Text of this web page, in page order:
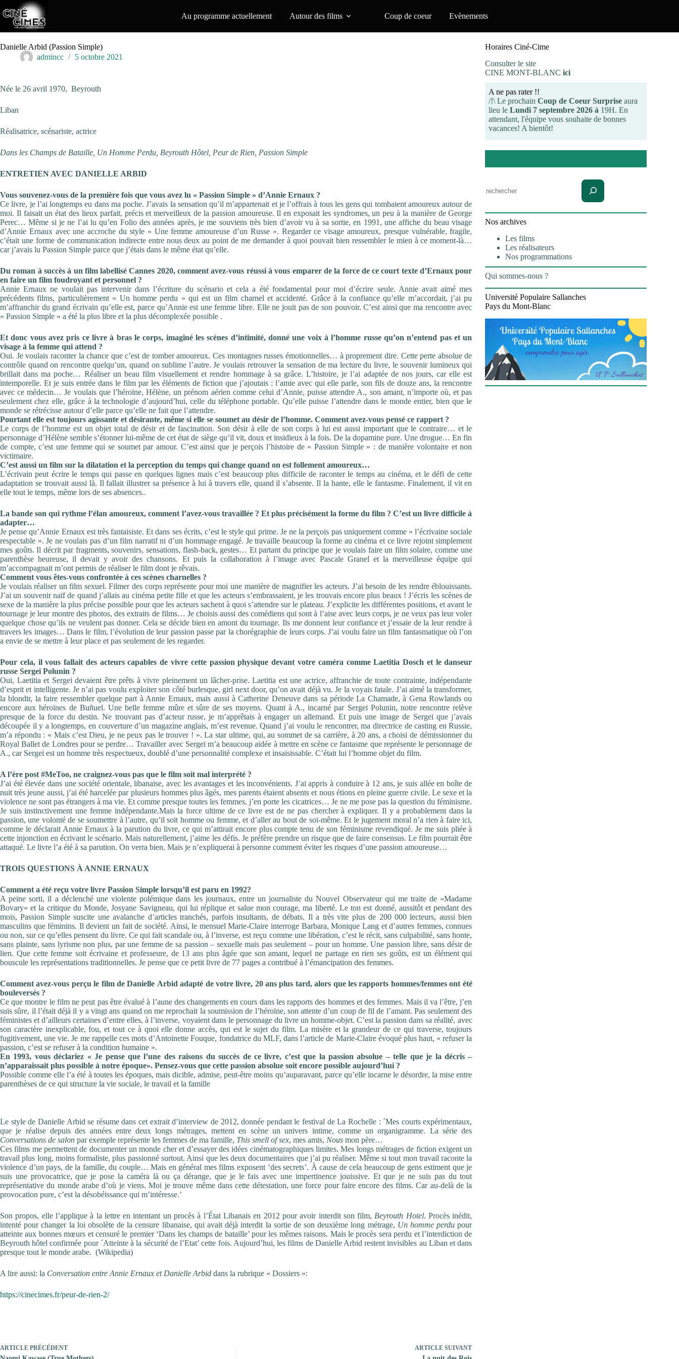
au
contenu
Au programme actuellement Autour des films Coup de coeur Evènements
Danielle Arbid (Passion Simple)
admincc
5 octobre 2021
Née le 26 avril 1970, Beyrouth
Liban
Réalisatrice, scénariste, actrice
Dans les Champs de Bataille, Un Homme Perdu, Beyrouth Hôtel, Peur de Rien, Passion Simple
ENTRETIEN AVEC DANIELLE ARBID
Vous souvenez-vous de la première fois que vous avez lu « Passion Simple » d’Annie Ernaux ?
Ce livre, je l’ai longtemps eu dans ma poche. J’avais la sensationqu’il m’appartenait et je l’offrais à tous les gens qui tombaient amoureux autour de
moi. Il faisait un état des lieux parfait, précis et merveilleux de la passion amoureuse. Il en exposait les syndromes, un peu à la manière de George
Perec… Même si je ne l’ai lu qu’en Folio des années après, je me souviens très bien d’avoirvu à sa sortie, en 1991, une affiche du beau visage
d’Annie Ernaux avec une accroche du style « Une femme amoureuse d’un Russe ». Regarder ce visage amoureux, presque vulnérable, fragile,
c’était une forme de communication indirecte entre nous deux au point deme demander à quoi pouvait bien ressembler le mien à ce moment-là…
car j’avais lu Passion Simple parce que j’étais dans le même état qu’elle.
Du roman à succès à un film labellisé Cannes 2020, commentavez-vous réussi à vous emparer de la force de ce court texted’Ernaux pour
en faire un film foudroyant et personnel ?
Annie Ernaux ne voulait pas intervenir dans l’écriture du scénarioet cela a été fondamental pour moi d’écrire seule. Annie avaitaimé mes
précédents films, particulièrement « Un homme perdu » qui est un film charnel et accidenté. Grâce à la confiance qu’elle m’accordait, j’ai pu
m’affranchir du grand écrivain qu’elle est, parce qu’Annie est une femme libre. Elle ne jouit pas de son pouvoir.C’est ainsi que ma rencontre avec
« Passion Simple » a été la plus libre et la plus décomplexée possible .
Et donc vous avez pris ce livre à bras le corps, imaginé lesscènes d’intimité, donné une voix à l’homme russe qu’onn’entend pas et un
visage à la femme qui attend ?
Oui. Je voulais raconter la chance que c’est de tomber amoureux.Ces montagnes russes émotionnelles… à proprement dire. Cetteperte absolue de
contrôle quand on rencontre quelqu’un, quand onsublime l’autre. Je voulais retrouver la sensation de ma lecture du livre, le souvenir lumineux qui
brillait dans ma poche… Réaliser un beau film visuellement et rendre hommage à sa grâce.L’histoire, je l’ai adaptée de nos jours, car elle est
intemporelle.Et je suis entrée dans le film par les éléments de fiction que j’ajoutais : l’amie avec qui elle parle, son fils de douze ans, la rencontre
avecce médecin… Je voulais que l’héroïne, Hélène, un prénom aérien comme celui d’Annie, puisse attendre A., son amant, n’importe où,et pas
seulement chez elle, grâce à la technologie d’aujourd’hui,celle du téléphone portable. Qu’elle puisse l’attendre dans le mondeentier, bien que le
monde se rétrécisse autour d’elle parce qu’elle ne fait que l’attendre.
Pourtant elle est toujours agissante et désirante, même si elle se soumet au désir de l’homme. Comment avez-vous pensé ce rapport ?
Le corps de l’homme est un objet total de désir et de fascination. Son désir à elle de son corps à lui est aussi important que lecontraire… et le
personnage d’Hélène semble s’étonner lui-mêmede cet état de siège qu’il vit, doux et insidieux à la fois. De ladopamine pure. Une drogue… En fin
de compte, c’est une femmequi se soumet par amour. C’est ainsi que je perçois l’histoire de «Passion Simple » : de manière volontaire et non
victimaire.
C’est aussi un film sur la dilatation et la perception du temps qui change quand on est follement amoureux…
L’écrivain peut écrire le temps qui passe en quelques lignes maisc’est beaucoup plus difficile de raconter le temps au cinéma, et ledéfi de cette
adaptation se trouvait aussi là. Il fallait illustrer saprésence à lui à travers elle, quand il s’absente. Il la hante, elle le fantasme. Finalement, il vit en
elle tout le temps, même lors de ses absences..
Labandesonquirythmel’élanamoureux,comment l’avez-vous travaillée ? Et plus précisément la forme dufilm ? C’est un livre difficile à
adapter…
Je pense qu’Annie Ernaux est très fantaisiste. Et dans ses écrits, c’est le style qui prime. Je ne la perçois pas uniquement comme « l’écrivaine sociale
respectable ». Je ne voulais pas d’un film narratif ni d’un hommage engagé. Je travaille beaucoup la forme au cinéma et ce livre rejointsimplement
mes goûts.Il décritpar fragments,souvenirs,sensations, flash-back, gestes… Et partant du principe que jevoulais faire un film solaire, comme une
parenthèse heureuse, ildevait y avoir des chansons. Et puis la collaboration à l’image avec Pascale Granel et lamerveilleuse équipe qui
m’accompagnait m’ont permis de réaliserle film dont je rêvais.
Comment vous êtes-vous confrontée à ces scènes charnelles ?
Je voulais réaliser un film sexuel. Filmer des corps représente pourmoi une manière de magnifier les acteurs. J’ai besoin de les rendreéblouissants.
J’ai un souvenir naïf de quand j’allais au cinéma petitefille et que les acteurs s’embrassaient, je les trouvais encore plus beaux ! J’écris les scènes de
sexe de la manière la plus précisepossible pour que les acteurs sachent à quoi s’attendre sur leplateau. J’explicite les différentes positions, et avant le
tournageje leur montre des photos, des extraits de films… Je choisisaussi des comédiens qui sont à l’aise avec leurs corps, je ne veuxpas leur voler
quelque chose qu’ils ne veulent pas donner. Cela sedécide bien en amont du tournage. Ils me donnent leur confianceet j’essaie de la leur rendre à
travers les images… Dans le film, l’évolution de leur passion passe par la chorégraphie de leurs corps. J’ai voulu faire un film fantasmatique où l’on
a envie de se mettre à leur place et pas seulement de les regarder.
Pour cela, il vous fallait des acteurs capables de vivre cette passion physique devant votre caméra comme LaetitiaDosch et le danseur
russe Sergei Polunin ?
Oui, Laetitia et Sergei devaient être prêts à vivre pleinement un lâcher-prise. Laetitia est une actrice, affranchie de toute contrainte,indépendante
d’esprit et intelligente. Je n’ai pas voulu exploiter son côté burlesque, girl next door, qu’on avait déjà vu. Je la voyaisfatale. J’ai aimé la transformer,
la blondir, la faire ressemblerquelque part à Annie Ernaux, mais aussi à Catherine Deneuve dans sa périodeLa Chamade, à Gena Rowlands ou
encore aux héroïnes de Buñuel. Une belle femme mûre et sûre de ses moyens. Quant à A., incarné par Sergei Polunin, notre rencontre relève
presque de la force du destin. Ne trouvant pas d’acteur russe, je m’apprêtais à engager un allemand. Et puis une image de Sergeique j’avais
découpée il y a longtemps, en couverture d’un magazineanglais, m’est revenue. Quand j’ai voulu le rencontrer, ma directrice de casting en Russie,
m’a répondu : « Mais c’est Dieu, je ne peux pas le trouver ! ». La star ultime, qui, au sommet de sa carrière, à 20 ans, a choisi de démissionner du
Royal Ballet de Londres pourse perdre… Travailler avec Sergei m’a beaucoup aidée à mettre en scène ce fantasme que représente le personnage de
A., car Sergei est un homme très respectueux, doublé d’une personnalité complexe et insaisissable. C’était lui l’homme objet du film.
A l’ère post #MeToo, ne craignez-vous pas que le film soit mal interprété ?
J’ai été élevée dans une société orientale, libanaise, avec lesavantages et les inconvénients. J’ai appris à conduire à 12 ans,je suis allée en boîte de
nuit très jeune aussi, j’ai été harcelée par plusieurs hommes plus âgés, mes parents étaient absents et nous étions en pleine guerre civile. Le sexe et la
violence ne sont pasétrangers à ma vie. Et comme presque toutes les femmes, j’enporte les cicatrices… Je ne me pose pas la question du féminisme.
Je suis instinctivement une femme indépendante.Mais la force ultime de ce livre est de ne pas chercher à expliquer. Il y a probablement dans la
passion, une volonté de se soumettre à l’autre, qu’il soit homme ou femme, et d’aller au bout de soi-même. Et le jugement moral n’a rien à faire ici,
comme le déclarait Annie Ernaux à la parution du livre, ce qui m’attirait encore plus compte tenu de son féminisme revendiqué. Je me suis pliée à
cette injonction en écrivant le scénario.Mais naturellement, j’aime les défis. Je préfère prendre un risque que de faire consensus. Le film pourrait être
attaqué. Le livre l’a été à sa parution. On verra bien. Mais je n’expliquerai à personne comment éviter les risques d’une passion amoureuse…
TROIS QUESTIONS À ANNIE ERNAUX
Comment a été reçu votre livre Passion Simple lorsqu’il est paru en 1992?
A peine sorti, il a déclenché une violente polémique dans les journaux, entre un journaliste du Nouvel Observateur qui me traitede «Madame
Bovary» et la critique du Monde, Josyane Savigneau, qui lui réplique et salue mon courage, ma liberté. Le ton est donné, aussitôt et pendant des
mois,Passion Simplesuscite uneavalanche d’articles tranchés, parfois insultants, de débats. Il a trèsvite plus de 200 000 lecteurs, aussi bien
masculins que féminins. Il devient un fait de société. Ainsi, le mensuel Marie-Claire interroge Barbara, Monique Lang et d’autres femmes, connues
ou non, surce qu’elles pensent du livre. Ce qui fait scandale ou, à l’inverse,est reçu comme une libération, c’est le récit, sans culpabilité,sans honte,
sans plainte, sans lyrisme non plus, par une femmede sa passion – sexuelle mais pas seulement – pour un homme.Une passion libre, sans désir de
lien. Que cette femme soitécrivaine et professeure, de 13 ans plus âgée que son amant,lequel ne partage en rien ses goûts, est un élément qui
bouscule les représentations traditionnelles. Je pense que ce petit livre de 77 pages a contribué à l’émancipation des femmes.
Commentavez-vous perçule film deDanielle Arbidadapté de votrelivre, 20ansplus tard,alors quelesrapports hommes/femmesont été
bouleversés ?
Ce que montre le film ne peut pas être évalué à l’aune des changements en cours dans les rapports des hommes et desfemmes. Mais il va l’être, j’en
suis sûre, il l’était déjà il y a vingt ans quand on me reprochait la soumission de l’héroïne, son attente d’un coup de fil de l’amant. Pas seulement des
féministes et d’ailleurscertaines d’entre elles, à l’inverse, voyaient dans le personnage du livre unhomme-objet.C’estlapassiondanssaréalité, avec
son caractère inexplicable, fou, et tout ce à quoi elle donneaccès, qui est le sujet du film. La misère et la grandeur de ce qui traverse, toujours
fugitivement, une vie. Je me rappelle cesmots d’Antoinette Fouque, fondatrice du MLF, dans l’article de Marie-Claire évoqué plus haut, « refuser la
passion, c’est se refuserà la condition humaine ».
En 1993, vous déclariez « Je pense que l’une des raisons du succès de ce livre, c’est que la passion absolue – telle que je la décris –
n’apparaissait plus possible à notre époque». Pensez-vous que cette passion absolue soit encore possible aujourd’hui ?
Possible comme elle l’a été à toutes les époques, mais dicible,admise, peut-être moins qu’auparavant, parce qu’elle incarne ledésordre, la mise entre
parenthèses de ce qui structure la vie sociale, le travail et la famille
Le style de Danielle Arbid se résume dans cet extrait d’interview de 2012, donnée pendant le festival de La Rochelle : ´Mes courts expérimentaux,
que je réalise depuis des années entre deux longs métrages, mettent en scène un univers intime, comme un organigramme. La série des
Conversations de salon par exemple représente les femmes de ma famille, This smell of sex, mes amis, Nous mon père…
Ces films me permettent de documenter un monde cher et d’essayer des idées cinématographiques limites. Mes longs métrages de fiction exigent un
travail plus long, moins formaliste, plus passionné surtout. Ainsi que les deux documentaires que j’ai pu réaliser. Même si tout mon travail raconte la
violence d’un pays, de la famille, du couple… Mais en général mes films exposent ‘des secrets’. À cause de cela beaucoup de gens estiment que je
suis une provocatrice, que je pose la caméra là ou ça dérange, que je le fais avec une impertinence jouissive. Et que je ne suis pas du tout
représentative du monde arabe d’où je viens. Moi je trouve même dans cette détestation, une force pour faire encore des films. Car au-delà de la
provocation pure, c’est la désobéissance qui m’intéresse.’
Son propos, elle l’applique à la lettre en intentant un procès à l’État Libanais en 2012 pour avoir interdit son film, Beyrouth Hotel. Procès inédit,
intenté pour changer la loi obsolète de la censure libanaise, qui avait déjà interdit la sortie de son deuxième long métrage, Un homme perdu pour
atteinte aux bonnes mœurs et censuré le premier ‘Dans les champs de bataille’ pour les mêmes raisons. Mais le procès sera perdu et l’interdiction de
Beyrouth hôtel confirmée pour ´Atteinte à la sécurité de l’Etat’ cette fois. Aujourd’hui, les films de Danielle Arbid restent invisibles au Liban et dans
presque tout le monde arabe. (Wikipedia)
A lire aussi: la Conversation entre Annie Ernaux et Danielle Arbid dans la rubrique « Dossiers »:
https://cinecimes.fr/peur-de-rien-2/
ARTICLE PRÉCÉDENT ARTICLE SUIVANT
Horaires Ciné-Cime
Consulter le site
CINE MONT-BLANC ici
A ne pas rater !!
/!\ Le prochain Coup de Coeur Surprise aura
lieu le Lundi 7 septembre 2026 à 19H. En
attendant, l'équipe vous souhaite de bonnes
vacances! A bientôt!
Nos archives
Les films
Les réalisateurs
Nos programmations
Qui sommes-nous ?
Université Populaire Sallanches
Pays du Mont-Blanc